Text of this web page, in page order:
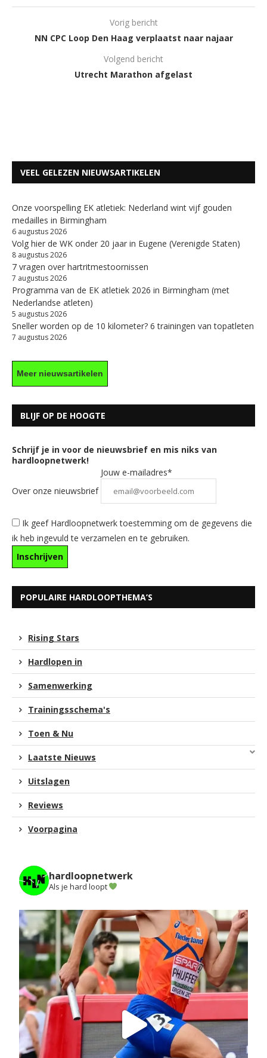
Vorig bericht
NN CPC Loop Den Haag verplaatst naar najaar
Volgend bericht
Utrecht Marathon afgelast
VEEL GELEZEN NIEUWSARTIKELEN
Onze voorspelling EK atletiek: Nederland wint vijf gouden
medailles in Birmingham
6 augustus 2026
Volg hier de WK onder 20 jaar in Eugene (Verenigde Staten)
8 augustus 2026
7 vragen over hartritmestoornissen
7 augustus 2026
Programma van de EK atletiek 2026 in Birmingham (met
Nederlandse atleten)
5 augustus 2026
Sneller worden op de 10 kilometer? 6 trainingen van topatleten
7 augustus 2026
Meer nieuwsartikelen
BLIJF OP DE HOOGTE
Schrijf je in voor de nieuwsbrief en mis niks van
hardloopnetwerk!
Over onze nieuwsbrief
Jouw e-mailadres*
Ik geef Hardloopnetwerk toestemming om de gegevens die
ik heb ingevuld te verzamelen en te gebruiken.
POPULAIRE HARDLOOPTHEMA’S
Rising Stars
Hardlopen in
Samenwerking
Trainingsschema's
Toen & Nu
Laatste Nieuws
Uitslagen
Reviews
Voorpagina
hardloopnetwerk
Als je hard loopt